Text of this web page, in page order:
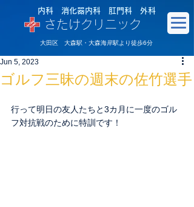
内科 消化器内科 肛門科 外科
さたけクリニック
大田区 大森駅・大森海岸駅より徒歩6分
ゴルフ三昧の週末の佐竹選手
Jun 5, 2023
行って明日の友人たちと3カ月に一度のゴル
フ対抗戦のために特訓です！